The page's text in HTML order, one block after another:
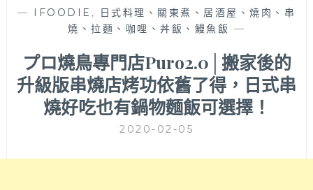
— IFOODIE ,
日式料理、關東煮、居酒屋、燒肉、串
燒、拉麵、咖哩、丼飯、鰻魚飯 —
プロ燒鳥專門店Puro2.0│搬家後的
升級版串燒店烤功依舊了得，日式串
燒好吃也有鍋物麵飯可選擇！
2020-02-05